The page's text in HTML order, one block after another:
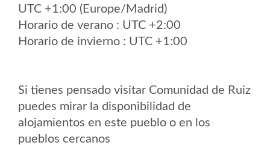
UTC +1:00 (Europe/Madrid)
Horario de verano : UTC +2:00
Horario de invierno : UTC +1:00
Si tienes pensado visitar Comunidad de Ruiz
puedes mirar la disponibilidad de
alojamientos en este pueblo o en los
pueblos cercanos